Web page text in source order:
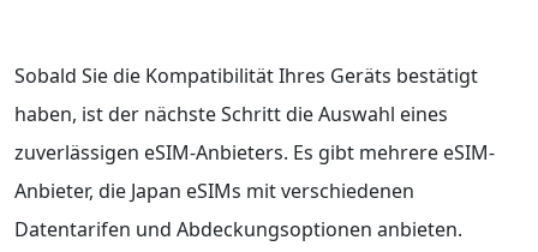
Sobald Sie die Kompatibilität Ihres Geräts bestätigt
haben, ist der nächste Schritt die Auswahl eines
zuverlässigen eSIM-Anbieters. Es gibt mehrere eSIM-
Anbieter, die Japan eSIMs mit verschiedenen
Datentarifen und Abdeckungsoptionen anbieten.